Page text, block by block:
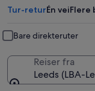
Tur-returÉn veiFlere
Bare direkteruter
Reiser fra
Leeds (LBA-